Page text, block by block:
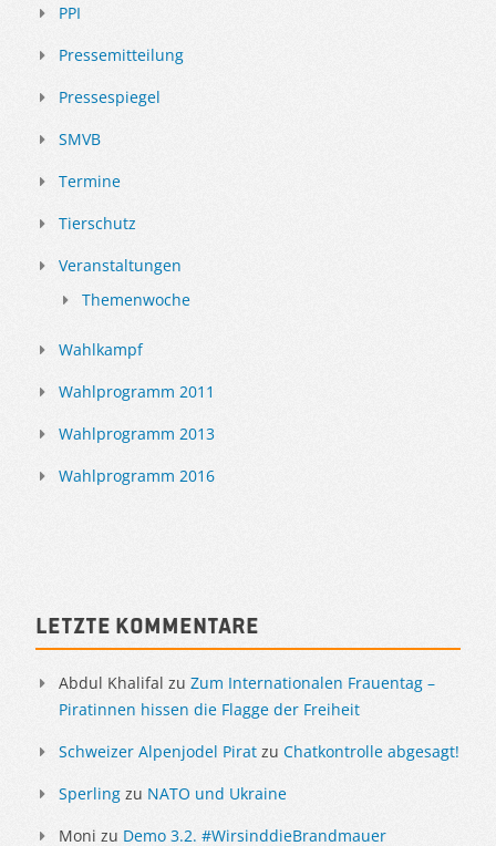
PPI
Pressemitteilung
Pressespiegel
SMVB
Termine
Tierschutz
Veranstaltungen
Themenwoche
Wahlkampf
Wahlprogramm 2011
Wahlprogramm 2013
Wahlprogramm 2016
Letzte Kommentare
Abdul Khalifal zu Zum Internationalen Frauentag –
Piratinnen hissen die Flagge der Freiheit
Schweizer Alpenjodel Pirat zu Chatkontrolle abgesagt!
Sperling zu NATO und Ukraine
Moni zu Demo 3.2. #WirsinddieBrandmauer